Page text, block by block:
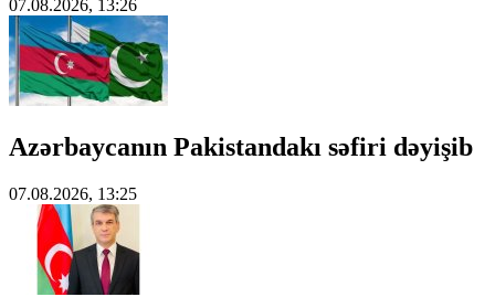
07.08.2026, 13:26
Azərbaycanın Pakistandakı səfiri dəyişib
07.08.2026, 13:25